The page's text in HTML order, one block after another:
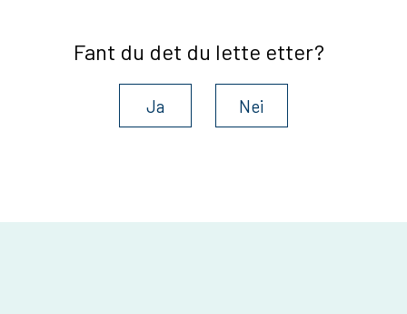
Fant du det du lette etter?
Ja Nei